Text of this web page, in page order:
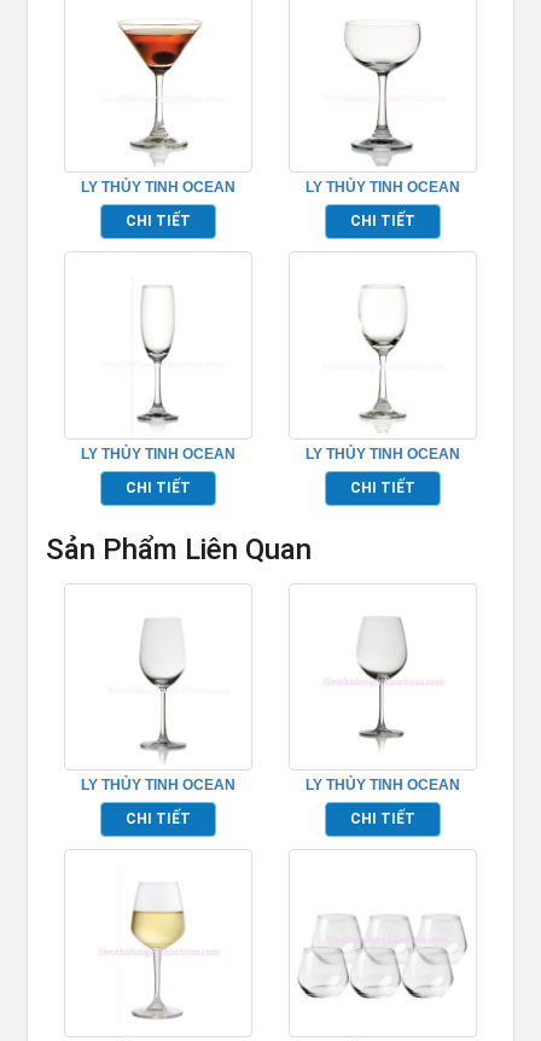
LY THỦY TINH OCEAN
DUCHESS COCK TAIL
TP_1503C07
CHI TIẾT
LY THỦY TINH OCEAN
DIVA COCK TAIL
TP_1003C09
CHI TIẾT
LY THỦY TINH OCEAN
DUCHESS FLUTE
CHAMPAGNE TP_1503F06
CHI TIẾT
LY THỦY TINH OCEAN
DUCHESS WHITE WINE
TP_1503W07
CHI TIẾT
Sản Phẩm Liên Quan
LY THỦY TINH OCEAN
MADISON RED WINE
TP_1015R15
CHI TIẾT
LY THỦY TINH OCEAN
MADISON BORDEAUX
TP_1015A21
CHI TIẾT